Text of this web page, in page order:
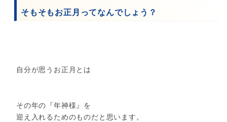
そもそもお正月ってなんでしょう？
自分が思うお正月とは
その年の『年神様』を
迎え入れるためのものだと思います。